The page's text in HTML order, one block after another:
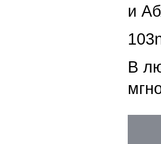
и
В